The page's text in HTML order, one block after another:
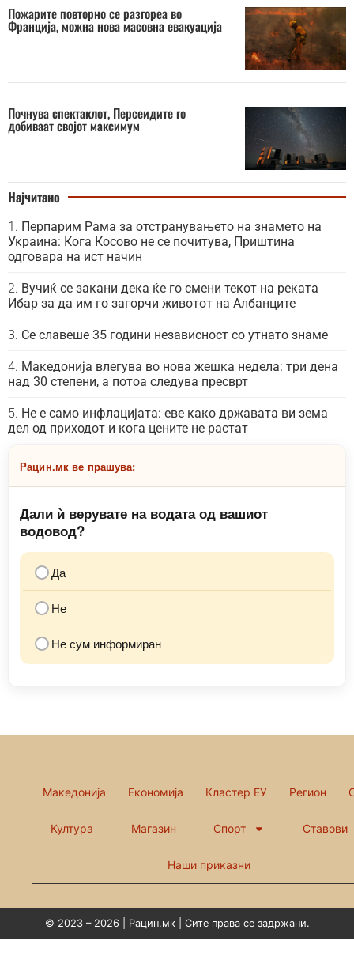
Пожарите повторно се разгореа во
Франција, можна нова масовна евакуација
Почнува спектаклот, Персеидите го
добиваат својот максимум
Најчитано
Перпарим Рама за отстранувањето на знамето на
Украина: Кога Косово не се почитува, Приштина
одговара на ист начин
Вучиќ се закани дека ќе го смени текот на реката
Ибар за да им го загорчи животот на Албанците
Се славеше 35 години независност со утнато знаме
Македонија влегува во нова жешка недела: три дена
над 30 степени, а потоа следува пресврт
Не е само инфлацијата: еве како државата ви зема
дел од приходот и кога цените не растат
Рацин.мк ве прашува:
Дали ѝ верувате на водата од вашиот
водовод?
Да
Не
Не сум информиран
Македонија Економија Кластер ЕУ Регион
Култура Магазин Спорт Ставови
Наши приказни
© 2023 – 2026 | Рацин.мк | Сите права се задржани.